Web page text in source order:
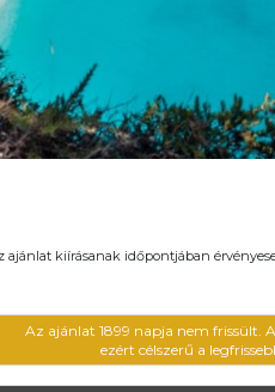
ajánlat kiírásanak időpontjában
Az ajánlat 1899 napja nem frissült.
ezért célszerű a